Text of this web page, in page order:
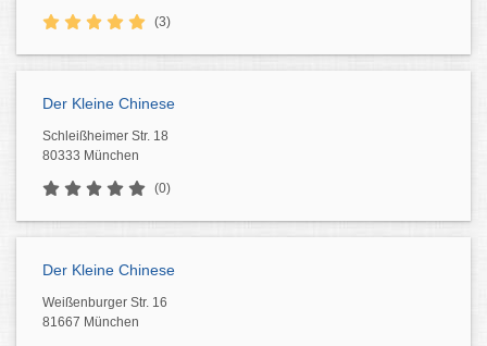
(3)
Der Kleine Chinese
Schleißheimer Str. 18
80333 München
(0)
Der Kleine Chinese
Weißenburger Str. 16
81667 München